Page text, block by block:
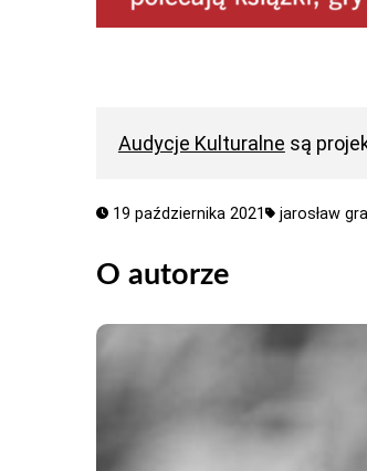
Audycje Kulturalne są
19 października 2021 jarosław
O autorze